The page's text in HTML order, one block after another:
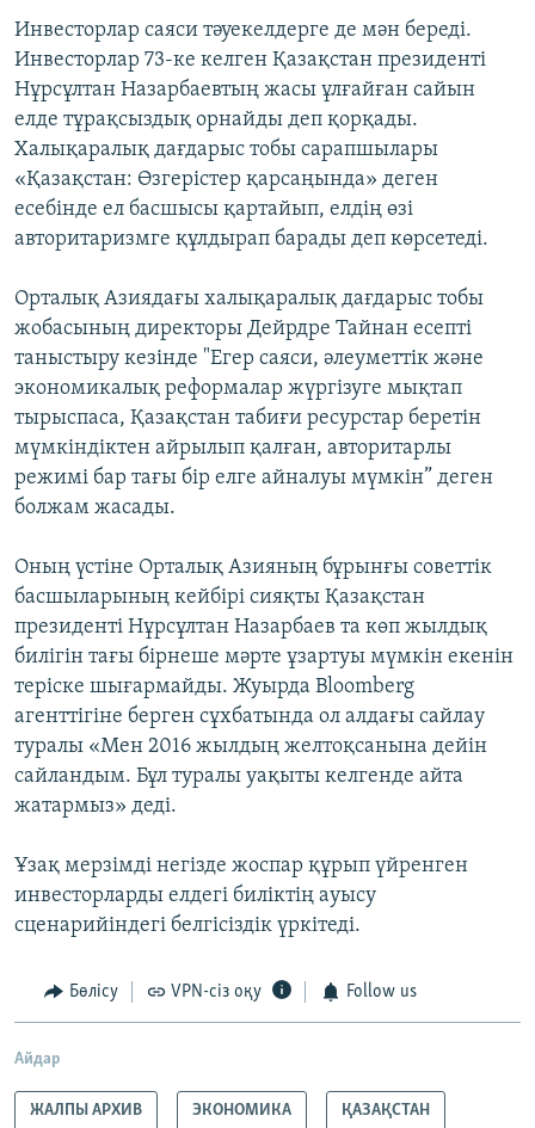
Инвесторлар саяси тәуекелдерге де мән береді.
Инвесторлар 73-ке келген Қазақстан президенті
Нұрсұлтан Назарбаевтың жасы ұлғайған сайын
елде тұрақсыздық орнайды деп қорқады.
Халықаралық дағдарыс тобы сарапшылары
«Қазақстан: Өзгерістер қарсаңында» деген
есебінде ел басшысы қартайып, елдің өзі
авторитаризмге құлдырап барады деп көрсетеді.
Орталық Азиядағы халықаралық дағдарыс тобы
жобасының директоры Дейрдре Тайнан есепті
таныстыру кезінде "Егер саяси, әлеуметтік және
экономикалық реформалар жүргізуге мықтап
тырыспаса, Қазақстан табиғи ресурстар беретін
мүмкіндіктен айрылып қалған, авторитарлы
режимі бар тағы бір елге айналуы мүмкін” деген
болжам жасады.
Оның үстіне Орталық Азияның бұрынғы советтік
басшыларының кейбірі сияқты Қазақстан
президенті Нұрсұлтан Назарбаев та көп жылдық
билігін тағы бірнеше мәрте ұзартуы мүмкін екенін
теріске шығармайды. Жуырда Вloomberg
агенттігіне берген сұхбатында ол алдағы сайлау
туралы «Мен 2016 жылдың желтоқсанына дейін
сайландым. Бұл туралы уақыты келгенде айта
жатармыз» деді.
Ұзақ мерзімді негізде жоспар құрып үйренген
инвесторларды елдегі биліктің ауысу
сценарийіндегі белгісіздік үркітеді.
Бөлісу VPN-сіз оқу Follow us
Айдар
ЖАЛПЫ АРХИВ ЭКОНОМИКА ҚАЗАҚСТАН